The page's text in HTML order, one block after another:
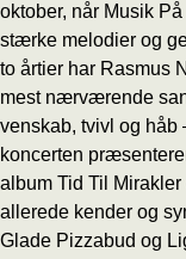
oktober, når Musik
stærke melodier og
to årtier har Rasmus
mest nærværende
venskab, tvivl og håb
koncerten
album Tid Til
allerede kender og
Glade Pizzabud og